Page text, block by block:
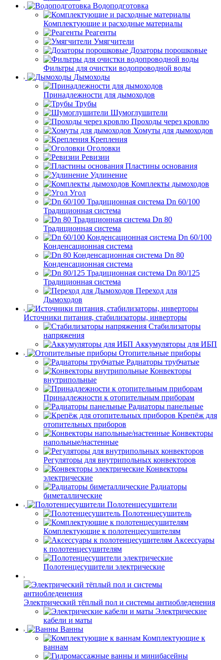
Водоподготовка
Комплектующие и расходные материалы
Реагенты
Умягчители
Дозаторы порошковые
Фильтры для очистки водопроводной воды
Дымоходы
Принадлежности для дымоходов
Трубы
Шумоглушители
Проходы через кровлю
Хомуты для дымоходов
Крепления
Оголовки
Ревизии
Пластины основания
Удлинение
Комплекты дымоходов
Угол
Dn 60/100
Традиционная система
Dn 80
Традиционная система
Dn 60/100
Конденсационная система
Dn 80
Конденсационная система
Dn 80/125
Традиционная система
Переход для
Дымоходов
Источники питания, стабилизаторы, инверторы
Стабилизаторы
напряжения
Аккумуляторы для ИБП
Отопительные приборы
Радиаторы трубчатые
Конвекторы
внутрипольные
Принадлежности к отопительным приборам
Радиаторы панельные
Крепёж для
отопительных приборов
Конвекторы
напольные/настенные
Регуляторы для внутрипольных конвекторов
Конвекторы
электрические
Радиаторы
биметаллические
Полотенцесушители
Полотенцесушитель
Комплектующие к полотенцесушителям
Аксессуары
к полотенцесушителям
Полотенцесушители электрические
Электрический тёплый пол и системы антиобледенения
Электрические
кабели и маты
Ванны
Комплектующие к
ваннам